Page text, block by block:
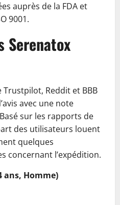
auprès de la FDA et
9001.
Serenatox
Reddit et BBB
avec une note
sur les rapports de
des utilisateurs louent
quelques
concernant l’expédition.
ans, Homme)